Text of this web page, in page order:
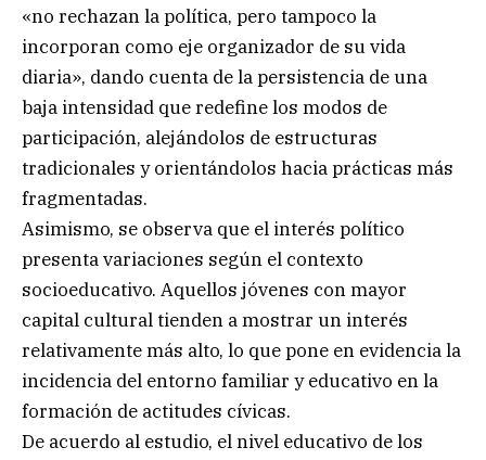
«no rechazan la política, pero tampoco la
incorporan como eje organizador de su vida
diaria», dando cuenta de la persistencia de una
baja intensidad que redefine los modos de
participación, alejándolos de estructuras
tradicionales y orientándolos hacia prácticas más
fragmentadas.
Asimismo, se observa que el interés político
presenta variaciones según el contexto
socioeducativo. Aquellos jóvenes con mayor
capital cultural tienden a mostrar un interés
relativamente más alto, lo que pone en evidencia la
incidencia del entorno familiar y educativo en la
formación de actitudes cívicas.
De acuerdo al estudio, el nivel educativo de los